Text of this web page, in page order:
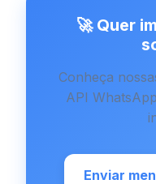
🚀 Quer
Conheça
API
Enviar